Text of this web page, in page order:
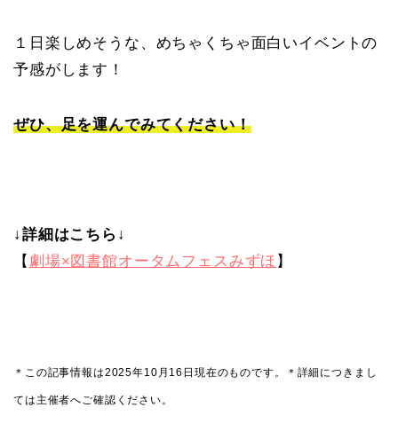
１日楽しめそうな、めちゃくちゃ面白いイベントの
予感がします！
ぜひ、足を運んでみてください！
↓詳細はこちら↓
【 劇場×図書館オータムフェスみずほ 】
＊この記事情報は2025年10月16日現在のものです。 ＊詳細につきまし
ては主催者へご確認ください。